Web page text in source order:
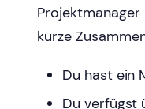
kurze
Du hast ein
Du verfügst